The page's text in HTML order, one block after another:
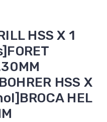
HSS X 1
HSS X
HEL